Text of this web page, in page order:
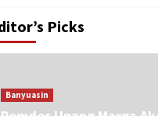
Picks
Banyuasin